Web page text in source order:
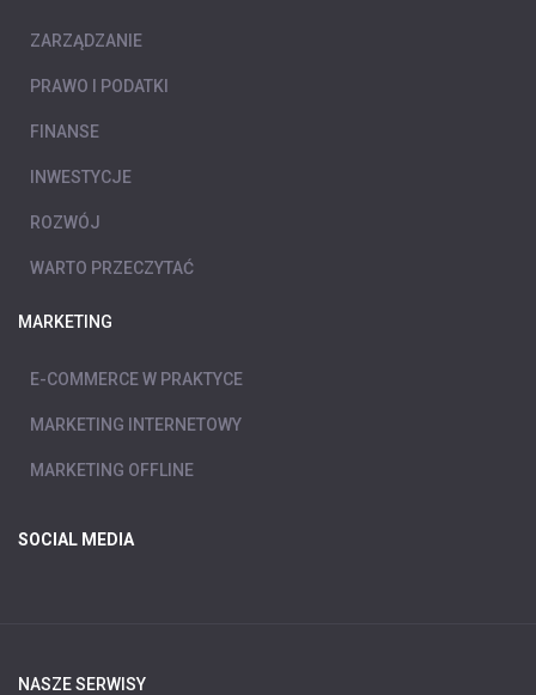
ZARZĄDZANIE
PRAWO I PODATKI
FINANSE
INWESTYCJE
ROZWÓJ
WARTO PRZECZYTAĆ
MARKETING
E-COMMERCE W PRAKTYCE
MARKETING INTERNETOWY
MARKETING OFFLINE
SOCIAL MEDIA
NASZE SERWISY